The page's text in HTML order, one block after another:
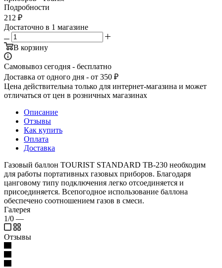
Подробности
212 ₽
Достаточно в 1 магазине
В корзину
Самовывоз сегодня - бесплатно
Доставка от одного дня - от 350 ₽
Цена действительна только для интернет-магазина и может
отличаться от цен в розничных магазинах
Описание
Отзывы
Как купить
Оплата
Доставка
Газовый баллон TOURIST STANDARD ТВ-230 необходим
для работы портативных газовых приборов. Благодаря
цанговому типу подключения легко отсоединяется и
присоединяется. Всепогодное использование баллона
обеспечено соотношением газов в смеси.
Галерея
1/0 —
Отзывы